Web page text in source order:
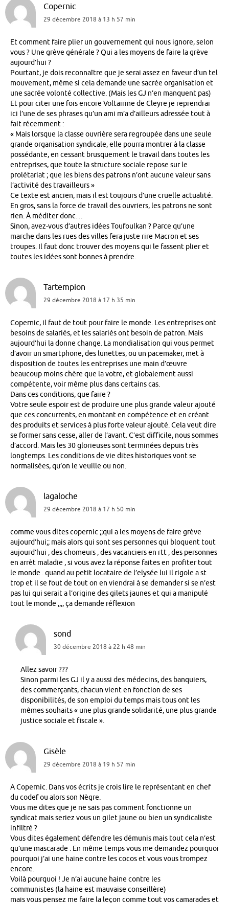
Copernic
29 décembre 2018 à 13 h 57 min
Et comment faire plier un gouvernement qui nous ignore, selon
vous ? Une grève générale ? Qui a les moyens de faire la grève
aujourd’hui ?
Pourtant, je dois reconnaître que je serai assez en faveur d’un tel
mouvement, même si cela demande une sacrée organisation et
une sacrée volonté collective. (Mais les GJ n’en manquent pas)
Et pour citer une fois encore Voltairine de Cleyre je reprendrai
ici l’une de ses phrases qu’un ami m’a d’ailleurs adressée tout à
fait récemment :
« Mais lorsque la classe ouvrière sera regroupée dans une seule
grande organisation syndicale, elle pourra montrer à la classe
possédante, en cessant brusquement le travail dans toutes les
entreprises, que toute la structure sociale repose sur le
prolétariat ; que les biens des patrons n’ont aucune valeur sans
l’activité des travailleurs »
Ce texte est ancien, mais il est toujours d’une cruelle actualité.
En gros, sans la force de travail des ouvriers, les patrons ne sont
rien. À méditer donc…
Sinon, avez-vous d’autres idées Toufoulkan ? Parce qu’une
marche dans les rues des villes fera juste rire Macron et ses
troupes. Il faut donc trouver des moyens qui le fassent plier et
toutes les idées sont bonnes à prendre.
Tartempion
29 décembre 2018 à 17 h 35 min
Copernic, il faut de tout pour faire le monde. Les entreprises ont
besoins de salariés, et les salariés ont besoin de patron. Mais
aujourd’hui la donne change. La mondialisation qui vous permet
d’avoir un smartphone, des lunettes, ou un pacemaker, met à
disposition de toutes les entreprises une main d’œuvre
beaucoup moins chère que la votre, et globalement aussi
compétente, voir même plus dans certains cas.
Dans ces conditions, que faire ?
Votre seule espoir est de produire une plus grande valeur ajouté
que ces concurrents, en montant en compétence et en créant
des produits et services à plus forte valeur ajouté. Cela veut dire
se former sans cesse, aller de l’avant. C’est difficile, nous sommes
d’accord. Mais les 30 glorieuses sont terminées depuis très
longtemps. Les conditions de vie dites historiques vont se
normalisées, qu’on le veuille ou non.
lagaloche
29 décembre 2018 à 17 h 50 min
comme vous dites copernic ;;qui a les moyens de faire grève
aujourd’hui;; mais alors qui sont ses personnes qui bloquent tout
aujourd’hui , des chomeurs , des vacanciers en rtt , des personnes
en arrèt maladie , si vous avez la réponse faites en profiter tout
le monde . quand au petit locataire de l’elysée lui il rigole a st
trop et il se fout de tout on en viendrai à se demander si se n’est
pas lui qui serait a l’origine des gilets jaunes et qui a manipulé
tout le monde ,,,, ça demande réflexion
sond
30 décembre 2018 à 22 h 48 min
Allez savoir ???
Sinon parmi les GJ il y a aussi des médecins, des banquiers,
des commerçants, chacun vient en fonction de ses
disponibilités, de son emploi du temps mais tous ont les
mêmes souhaits « une plus grande solidarité, une plus grande
justice sociale et fiscale ».
Gisèle
29 décembre 2018 à 19 h 57 min
A Copernic. Dans vos écrits je crois lire le représentant en chef
du codef ou alors son Nègre.
Vous me dites que je ne sais pas comment fonctionne un
syndicat mais seriez vous un gilet jaune ou bien un syndicaliste
infiltré ?
Vous dites également défendre les démunis mais tout cela n’est
qu’une mascarade . En même temps vous me demandez pourquoi
pourquoi j’ai une haine contre les cocos et vous vous trompez
encore.
Voilà pourquoi ! Je n’ai aucune haine contre les
communistes (la haine est mauvaise conseillère)
mais vous pensez me faire la leçon comme tout vos camarades et